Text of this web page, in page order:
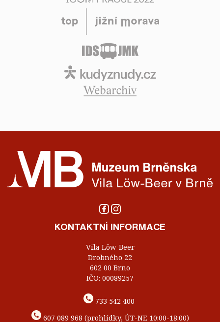
KONTAKTNÍ INFORMACE
Vila Löw-Beer
Drobného 22
602 00 Brno
IČO: 00089257
733 542 400
607 089 968 (prohlídky, ÚT-NE 10:00-18:00)